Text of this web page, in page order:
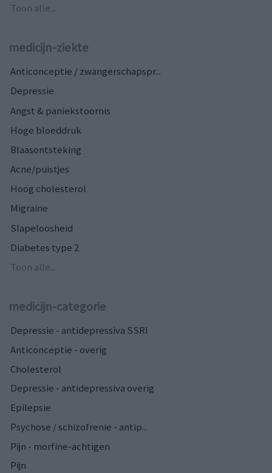
Toon alle...
medicijn-ziekte
Anticonceptie / zwangerschapspr...
Depressie
Angst & paniekstoornis
Hoge bloeddruk
Blaasontsteking
Acne/puistjes
Hoog cholesterol
Migraine
Slapeloosheid
Diabetes type 2
Toon alle...
medicijn-categorie
Depressie - antidepressiva SSRI
Anticonceptie - overig
Cholesterol
Depressie - antidepressiva overig
Epilepsie
Psychose / schizofrenie - antip...
Pijn - morfine-achtigen
Pijn